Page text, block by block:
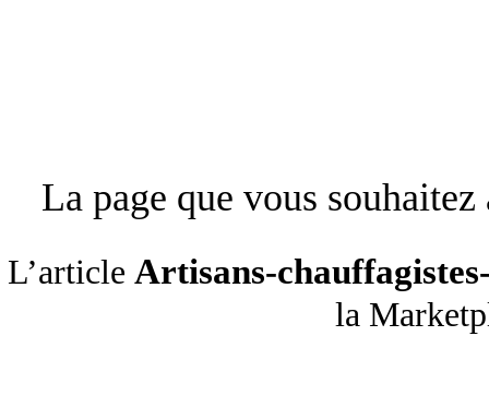
La page que vous
L’article Artisans-
la